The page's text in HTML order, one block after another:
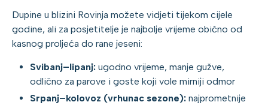
Dupine u blizini Rovinja možete vidjeti tijekom cijele
godine, ali za posjetitelje je najbolje vrijeme obično od
kasnog proljeća do rane jeseni:
Svibanj–lipanj: ugodno vrijeme, manje gužve,
odlično za parove i goste koji vole mirniji odmor
Srpanj–kolovoz (vrhunac sezone): najprometnije